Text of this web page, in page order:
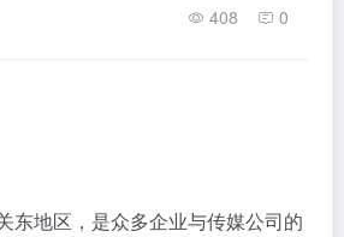
408 0
东地区，是众多企业与传媒公司的